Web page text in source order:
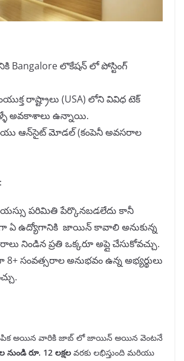
Bangalore లొకేషన్ లో పోస్టింగ్
రాష్ట్రాలు (USA) లోని వివిధ టెక్
అవకాశాలు ఉన్నాయి.
ఆన్‌సైట్ మోడల్ (కంపెనీ అవసరాల
పరిమితి పేర్కొనబడలేదు కానీ
ఏ ఉద్యోగానికి జాయిన్ కావాలి అనుకున్న
నిండిన ప్రతి ఒక్కరూ అప్లై చేసుకోవచ్చు.
సంవత్సరాల అనుభవం ఉన్న అభ్యర్థులు
అయిన వారికి జాబ్ లో జాయిన్ అయిన వెంటనే
నుండి రూ. 12 లక్షల వరకు లభిస్తుంది మరియు